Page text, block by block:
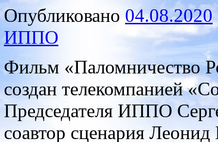
Опубликовано 04.08.2020
ИППО
Фильм «Паломничество
создан телекомпанией
Председателя ИППО
соавтор сценария